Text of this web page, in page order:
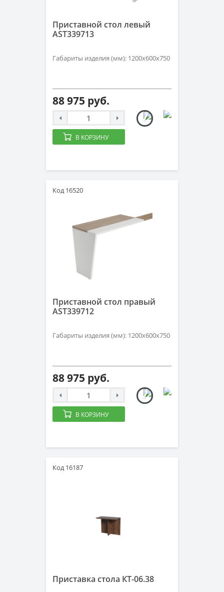
Приставной стол левый
AST339713
Габариты изделия (мм): 1200х600х750
88 975 руб.
В КОРЗИНУ
Код 16520
Приставной стол правый
AST339712
Габариты изделия (мм): 1200х600х750
88 975 руб.
В КОРЗИНУ
Код 16187
Приставка стола КТ-06.38